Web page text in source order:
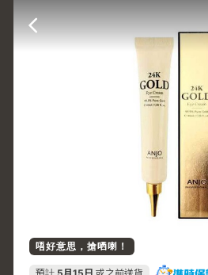
唔好意思，搶哂喇！
預計 5月15日 或之前送貨